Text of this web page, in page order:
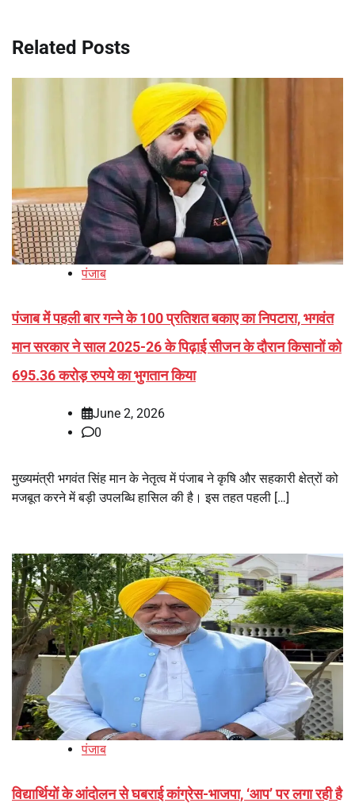
Related Posts
पंजाब
पंजाब में पहली बार गन्ने के 100 प्रतिशत बकाए का निपटारा, भगवंत
मान सरकार ने साल 2025-26 के पिढ़ाई सीजन के दौरान किसानों को
695.36 करोड़ रुपये का भुगतान किया
June 2, 2026
0
मुख्यमंत्री भगवंत सिंह मान के नेतृत्व में पंजाब ने कृषि और सहकारी क्षेत्रों को
मजबूत करने में बड़ी उपलब्धि हासिल की है। इस तहत पहली […]
पंजाब
विद्यार्थियों के आंदोलन से घबराई कांग्रेस-भाजपा, ‘आप’ पर लगा रही है